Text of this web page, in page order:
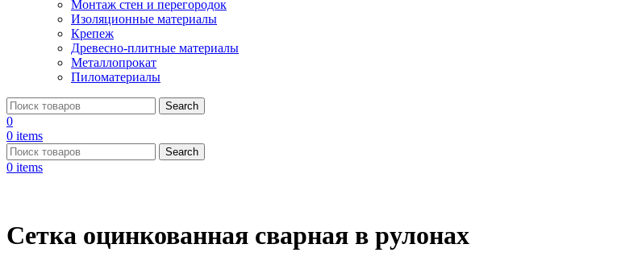
Монтаж стен и перегородок
Изоляционные материалы
Крепеж
Древесно-плитные материалы
Металлопрокат
Пиломатериалы
Search
0
0 items
Search
0 items
Сетка оцинкованная сварная в рулонах